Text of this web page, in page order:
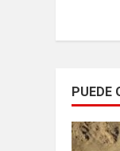
PUEDE